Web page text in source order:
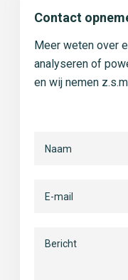
Contact
Meer weten over
analyseren of
en wij nemen